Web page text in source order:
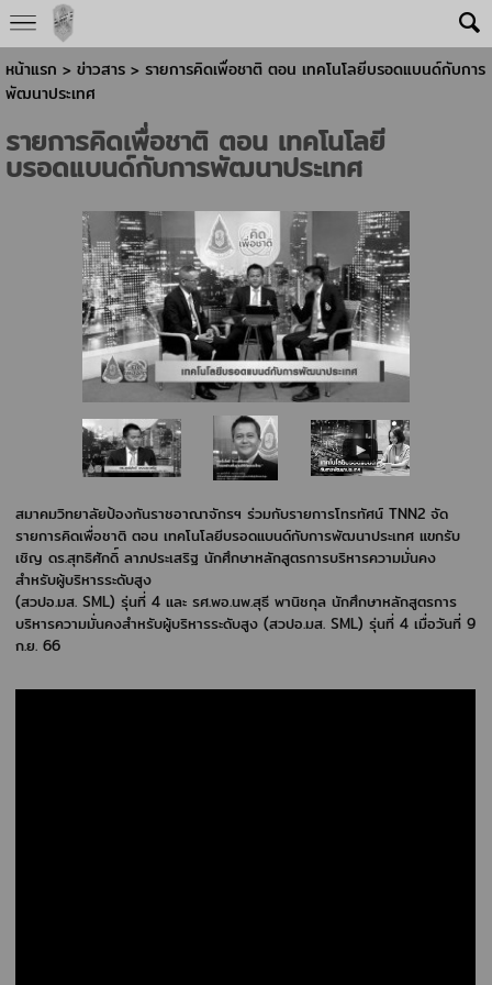
หน้าแรก > ข่าวสาร > รายการคิดเพื่อชาติ ตอน เทคโนโลยีบรอดแบนด์กับการ
พัฒนาประเทศ
รายการคิดเพื่อชาติ ตอน เทคโนโลยี
บรอดแบนด์กับการพัฒนาประเทศ
สมาคมวิทยาลัยป้องกันราชอาณาจักรฯ ร่วมกับรายการโทรทัศน์ TNN2 จัด
รายการคิดเพื่อชาติ ตอน เทคโนโลยีบรอดแบนด์กับการพัฒนาประเทศ แขกรับ
เชิญ ดร.สุทธิศักดิ์ ลาภประเสริฐ นักศึกษาหลักสูตรการบริหารความมั่นคง
สำหรับผู้บริหารระดับสูง
(สวปอ.มส. SML) รุ่นที่ 4 และ รศ.พอ.นพ.สุธี พานิชกุล นักศึกษาหลักสูตรการ
บริหารความมั่นคงสำหรับผู้บริหารระดับสูง (สวปอ.มส. SML) รุ่นที่ 4 เมื่อวันที่ 9
ก.ย. 66